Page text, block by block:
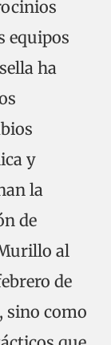
equipos
ha
y
la
de
al
de
sino como